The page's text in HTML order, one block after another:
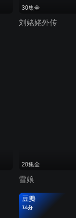
30集全
刘姥姥外传
20集全
雪娘
豆瓣
7.4分